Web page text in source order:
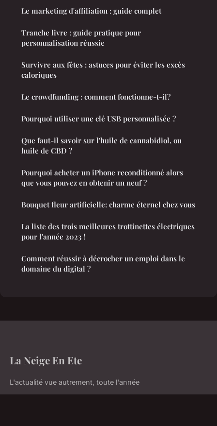
Le marketing d'affiliation : guide complet
Tranche livre : guide pratique pour
personnalisation réussie
Survivre aux fêtes : astuces pour éviter les excès
caloriques
Le crowdfunding : comment fonctionne-t-il?
Pourquoi utiliser une clé USB personnalisée ?
Que faut-il savoir sur l'huile de cannabidiol, ou
huile de CBD ?
Pourquoi acheter un iPhone reconditionné alors
que vous pouvez en obtenir un neuf ?
Bouquet fleur artificielle: charme éternel chez vous
La liste des trois meilleures trottinettes électriques
pour l'année 2023 !
Comment réussir à décrocher un emploi dans le
domaine du digital ?
La Neige En Ete
L'actualité vue autrement, toute l'année